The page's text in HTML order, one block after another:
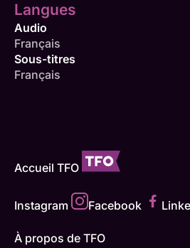
Langues
Audio
Français
Sous-titres
Français
Accueil TFO
Instagram Facebook
À propos de TFO